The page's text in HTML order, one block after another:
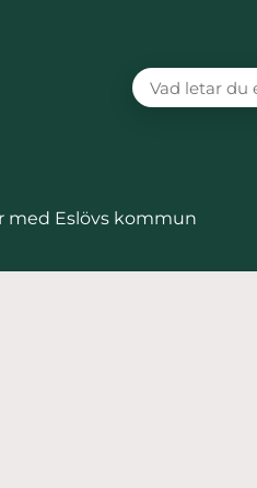
VAD LETAR DU
med Eslövs kommun